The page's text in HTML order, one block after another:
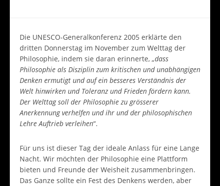
Die UNESCO-Generalkonferenz 2005 erklärte den
dritten Donnerstag im November zum Welttag der
Philosophie, indem sie daran erinnerte, „dass
Philosophie als Disziplin zum kritischen und unabhängigen
Denken ermutigt und auf ein besseres Verständnis der
Welt hinwirken und Toleranz und Frieden fördern kann.
Der Welttag soll der Philosophie zu grösserer
Anerkennung verhelfen und ihr und der philosophischen
Lehre Auftrieb verleihen“.
Für uns ist dieser Tag der ideale Anlass für eine Lange
Nacht. Wir möchten der Philosophie eine Plattform
bieten und Freunde der Weisheit zusammenbringen.
Das Ganze sollte ein Fest des Denkens werden, aber